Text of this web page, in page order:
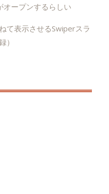
ープンするらしい
て表示させるSwiperスラ
）